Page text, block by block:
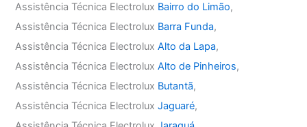
Assistência Técnica Electrolux Bairro do Limão,
Assistência Técnica Electrolux Barra Funda,
Assistência Técnica ElectroluxAlto da Lapa,
Assistência Técnica ElectroluxAlto de Pinheiros,
Assistência Técnica Electrolux Butantã,
Assistência Técnica ElectroluxJaguaré,